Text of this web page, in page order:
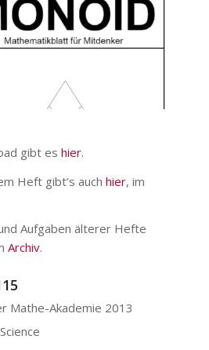
gibt es hier.
Heft gibt’s auch hier, im
Aufgaben älterer Hefte
Archiv.
Mathe-Akademie 2013